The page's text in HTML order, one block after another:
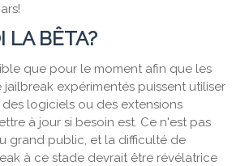
LA BÊTA?
que pour le moment afin que les
expérimentés puissent utiliser
logiciels ou des extensions
à jour si besoin est. Ce n'est pas
grand public, et la difficulté de
à ce stade devrait être révélatrice